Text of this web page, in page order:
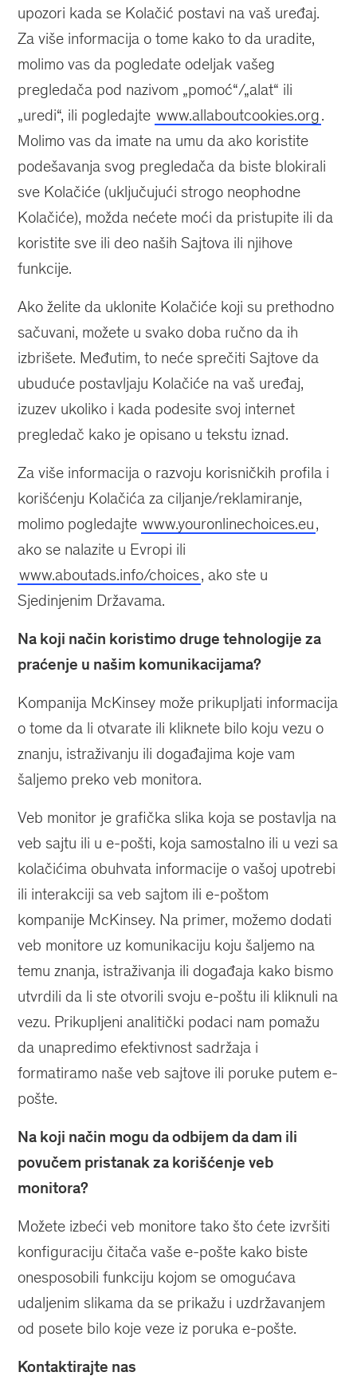
upozori kada se Kolačić postavi na vaš uređaj.
Za više informacija o tome kako to da uradite,
molimo vas da pogledate odeljak vašeg
pregledača pod nazivom „pomoć“/„alat“ ili
„uredi“, ili pogledajte www.allaboutcookies.org.
Molimo vas da imate na umu da ako koristite
podešavanja svog pregledača da biste blokirali
sve Kolačiće (uključujući strogo neophodne
Kolačiće), možda nećete moći da pristupite ili da
koristite sve ili deo naših Sajtova ili njihove
funkcije.
Ako želite da uklonite Kolačiće koji su prethodno
sačuvani, možete u svako doba ručno da ih
izbrišete. Međutim, to neće sprečiti Sajtove da
ubuduće postavljaju Kolačiće na vaš uređaj,
izuzev ukoliko i kada podesite svoj internet
pregledač kako je opisano u tekstu iznad.
Za više informacija o razvoju korisničkih profila i
korišćenju Kolačića za ciljanje/reklamiranje,
molimo pogledajte www.youronlinechoices.eu,
ako se nalazite u Evropi ili
www.aboutads.info/choices, ako ste u
Sjedinjenim Državama.
Na koji način koristimo druge tehnologije za
praćenje u našim komunikacijama?
Kompanija McKinsey može prikupljati informacija
o tome da li otvarate ili kliknete bilo koju vezu o
znanju, istraživanju ili događajima koje vam
šaljemo preko veb monitora.
Veb monitor je grafička slika koja se postavlja na
veb sajtu ili u e-pošti, koja samostalno ili u vezi sa
kolačićima obuhvata informacije o vašoj upotrebi
ili interakciji sa veb sajtom ili e-poštom
kompanije McKinsey. Na primer, možemo dodati
veb monitore uz komunikaciju koju šaljemo na
temu znanja, istraživanja ili događaja kako bismo
utvrdili da li ste otvorili svoju e-poštu ili kliknuli na
vezu. Prikupljeni analitički podaci nam pomažu
da unapredimo efektivnost sadržaja i
formatiramo naše veb sajtove ili poruke putem e-
pošte.
Na koji način mogu da odbijem da dam ili
povučem pristanak za korišćenje veb
monitora?
Možete izbeći veb monitore tako što ćete izvršiti
konfiguraciju čitača vaše e-pošte kako biste
onesposobili funkciju kojom se omogućava
udaljenim slikama da se prikažu i uzdržavanjem
od posete bilo koje veze iz poruka e-pošte.
Kontaktirajte nas